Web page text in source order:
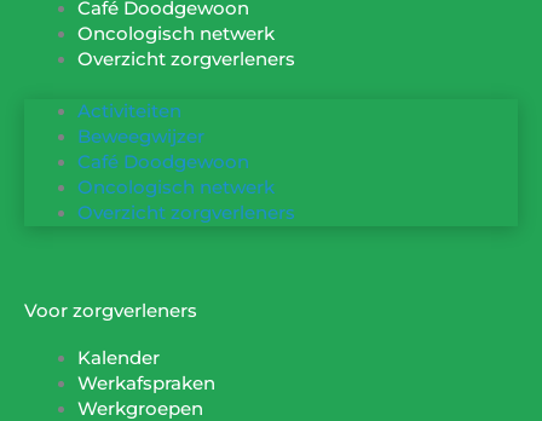
Café Doodgewoon
Oncologisch netwerk
Overzicht zorgverleners
Activiteiten
Beweegwijzer
Café Doodgewoon
Oncologisch netwerk
Overzicht zorgverleners
Voor zorgverleners
Kalender
Werkafspraken
Werkgroepen